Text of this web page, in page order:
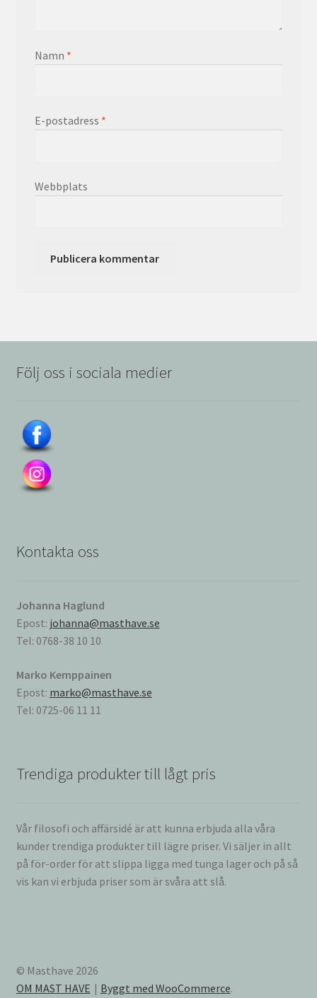
Namn *
E-postadress *
Webbplats
Följ oss i sociala medier
Kontakta oss
Johanna Haglund
Epost: johanna@masthave.se
Tel: 0768-38 10 10
Marko Kemppainen
Epost: marko@masthave.se
Tel: 0725-06 11 11
Trendiga produkter till lågt pris
Vår filosofi och affärsidé är att kunna erbjuda alla våra
kunder trendiga produkter till lägre priser. Vi säljer in allt
på för-order för att slippa ligga med tunga lager och på så
vis kan vi erbjuda priser som är svåra att slå.
© Masthave 2026
OM MAST HAVE
Byggt med WooCommerce.